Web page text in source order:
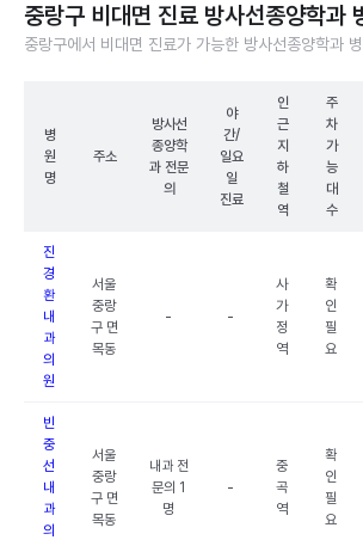
중랑구 비대면 진료 방사선종양학과
중랑구에서 비대면 진료가 가능한 방사선종양학과
병
원
명
주소
방사선
종양학
과 전문
의
야
간/
일요
일
진료
인
근
지
하
철
역
주
차
가
능
대
수
진
경
환
내
과
의
원
서울
중랑
구 면
목동
- -
사
가
정
역
확
인
필
요
빈
중
선
내
과
의
서울
중랑
구 면
목동
내과 전
문의 1
명
-
중
곡
역
확
인
필
요